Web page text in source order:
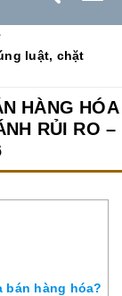
MẠI
HỆ
luật, chặt
HÀNG HÓA
RỦI RO –
bán hàng hóa?